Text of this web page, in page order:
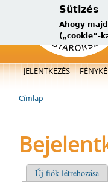
Sütizés
Ahogy
(„cookie”-
Főmenü
JELENTKEZÉS
Jelenlegi hely
Címlap
Elsődleges fülek
Új fiók létrehozása